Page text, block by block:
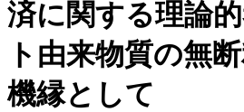
済に関する理論
ト由来物質の無
機縁として